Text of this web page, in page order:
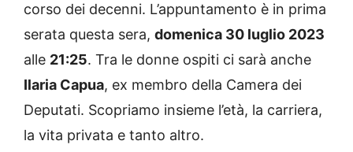
corso dei decenni. L’appuntamento è in prima
serata questa sera, domenica 30 luglio 2023
alle 21:25. Tra le donne ospiti ci sarà anche
Ilaria Capua, ex membro della Camera dei
Deputati. Scopriamo insieme l’età, la carriera,
la vita privata e tanto altro.